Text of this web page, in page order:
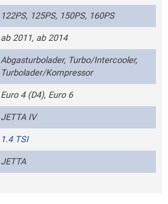
122PS, 125PS, 150PS, 160PS
ab 2011, ab 2014
Abgasturbolader, Turbo/Intercooler,
Turbolader/Kompressor
Euro 4 (D4), Euro 6
JETTA IV
1.4 TSI
JETTA